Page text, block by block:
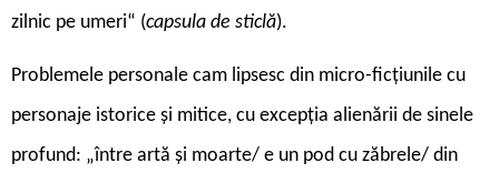
zilnic pe umeri“ (capsula de sticlă).
Problemele personale cam lipsesc din micro-ficțiunile cu
personaje istorice și mitice, cu excepția alienării de sinele
profund: „între artă și moarte/ e un pod cu zăbrele/ din